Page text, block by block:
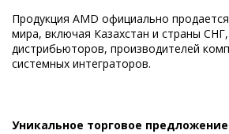
Продукция AMD официально
мира, включая Казахстан и страны
дистрибьюторов, производителей
системных интеграторов.
Уникальное торговое предложение